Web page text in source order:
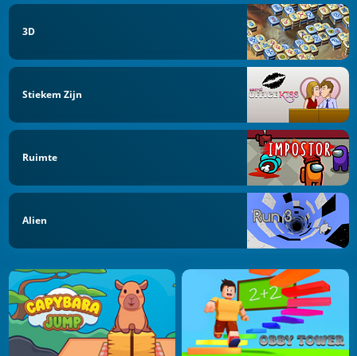
3D
Stiekem Zijn
Ruimte
Alien